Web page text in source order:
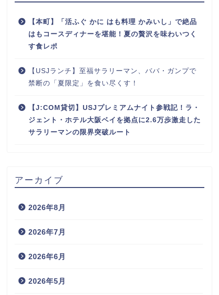
【本町】「活ふぐ かに はも料理 かみいし」で絶品
はもコースディナーを堪能！夏の贅沢を味わいつく
す食レポ
【USJランチ】至福サラリーマン、ババ・ガンプで
禁断の「夏限定」を食い尽くす！
【J:COM貸切】USJプレミアムナイト参戦記！ラ・
ジェント・ホテル大阪ベイを拠点に2.6万歩激走した
サラリーマンの限界突破ルート
アーカイブ
2026年8月
2026年7月
2026年6月
2026年5月